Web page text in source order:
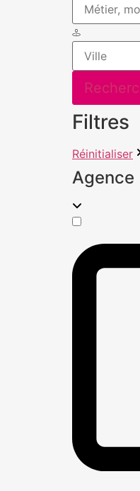
Filtres
Réinitialiser
Agence